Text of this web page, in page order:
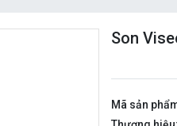
Son
Mã sản